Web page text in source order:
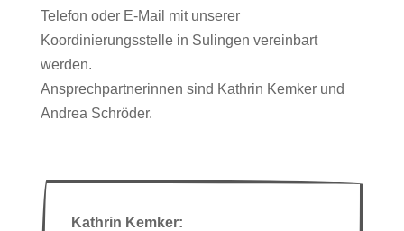
Telefon oder E-Mail mit unserer
Koordinierungsstelle in Sulingen vereinbart
werden.
Ansprechpartnerinnen sind Kathrin Kemker und
Andrea Schröder.
Kathrin Kemker: